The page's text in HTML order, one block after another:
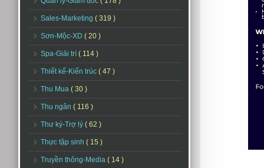
Sales-Marketing ( 319 )
Sơn-Mộc-XD ( 20 )
Spa-Giải trí ( 114 )
Thiết kế-Kiến trúc ( 47 )
Thu Mua ( 30 )
Thu ngân ( 116 )
Thư ký-Trợ lý ( 62 )
Thực tập sinh ( 15 )
Truyền thông-Media ( 14 )